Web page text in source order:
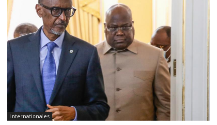
Internationales